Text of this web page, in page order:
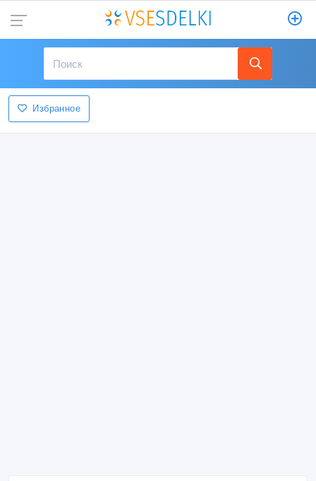
Избранное